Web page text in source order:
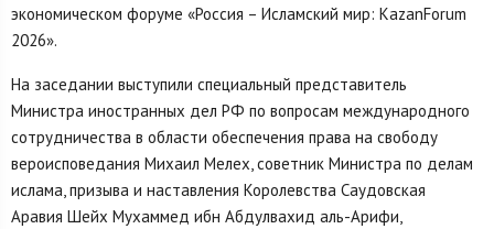
экономическом форуме «Россия – Исламский мир: KazanForum
2026».
На заседании выступили специальный представитель
Министра иностранных дел РФ по вопросам международного
сотрудничества в области обеспечения права на свободу
вероисповедания Михаил Мелех, советник Министра по делам
ислама, призыва и наставления Королевства Саудовская
Аравия Шейх Мухаммед ибн Абдулвахид аль-Арифи,